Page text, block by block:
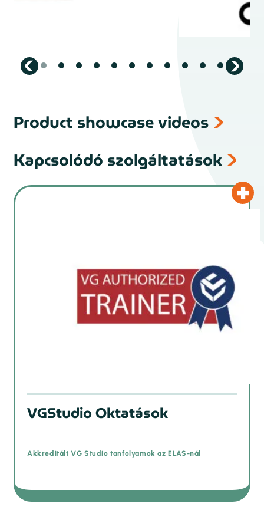
Product showcase videos
Kapcsolódó szolgáltatások
VGStudio Oktatások
Akkreditált VG Studio tanfolyamok az ELAS-nál